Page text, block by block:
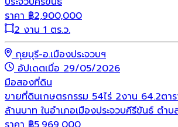
ราคา ฿2,900,000
2 งาน 1 ตร.ว.
กุยบุรี-อ.เมืองประจวบฯ
อัปเดตเมื่อ 29/05/2026
มือสองที่ดิน
ขายที่ดินเกษตรกรรม 54ไร่ 2งาน 64.2ตา
ล้านบาท ในอำเภอเมืองประจวบคีรีขันธ์ ตำ